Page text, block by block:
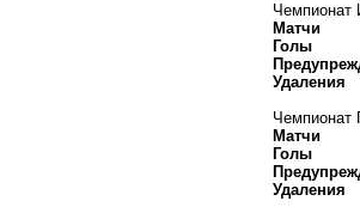
Чемпионат
Матчи
Голы
Удаления
Чемпионат
Матчи
Голы
Удаления